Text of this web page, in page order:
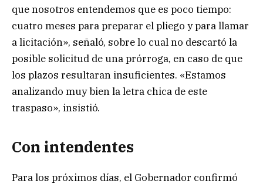
que nosotros entendemos que es poco tiempo:
cuatro meses para preparar el pliego y para llamar
a licitación», señaló, sobre lo cual no descartó la
posible solicitud de una prórroga, en caso de que
los plazos resultaran insuficientes. «Estamos
analizando muy bien la letra chica de este
traspaso», insistió.
Con intendentes
Para los próximos días, el Gobernador confirmó